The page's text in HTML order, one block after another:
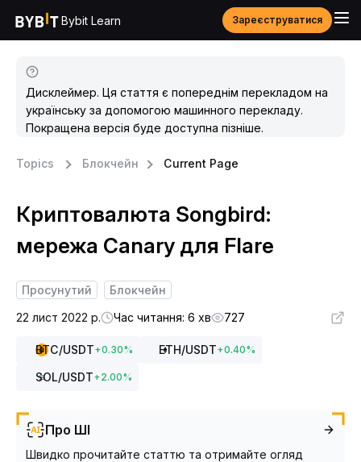
Bybit Learn Зареєструватися
Дисклеймер. Ця стаття є попереднім перекладом на
українську за допомогою машинного перекладу.
Покращена версія буде доступна пізніше.
Topics Блокчейн Current Page
Криптовалюта Songbird:
мережа Canary для Flare
Просунутий
Блокчейн
22 лист 2022 р.
Час читання: 6 хв 727
BTC/USDT+0.30% ETH/USDT+0.40%
SOL/USDT+2.00%
Про ШІ
Швидко прочитайте статтю та отримайте огляд